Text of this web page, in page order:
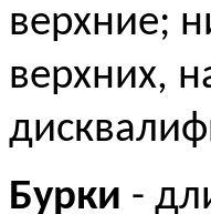
верхние;
верхних,
Бурки -